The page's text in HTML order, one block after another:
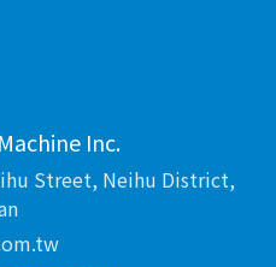
Inc.
Street, Neihu District,